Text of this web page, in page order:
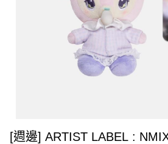
[週邊] ARTIST LABEL :